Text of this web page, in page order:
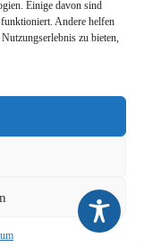
Einige davon sind
Andere helfen
zu bieten,